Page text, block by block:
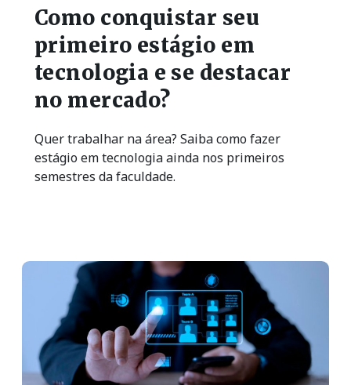
Como conquistar seu
primeiro estágio em
tecnologia e se destacar
no mercado?
Quer trabalhar na área? Saiba como fazer
estágio em tecnologia ainda nos primeiros
semestres da faculdade.